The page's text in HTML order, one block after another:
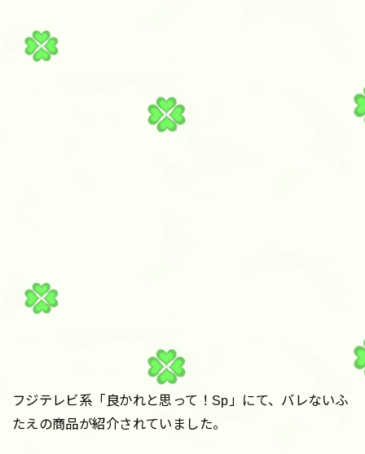
フジテレビ系「良かれと思って！Sp」にて、バレないふ
たえの商品が紹介されていました。